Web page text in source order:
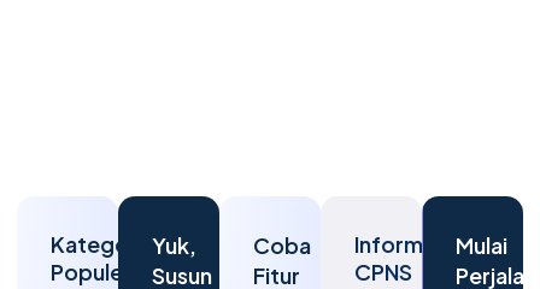
Kategori
Populer
Yuk,
Susun
Coba
Fitur
Informasi
CPNS
Mulai